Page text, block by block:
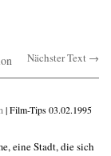
Nächster Text →
| Film-Tips 03.02.1995
eine Stadt, die sich